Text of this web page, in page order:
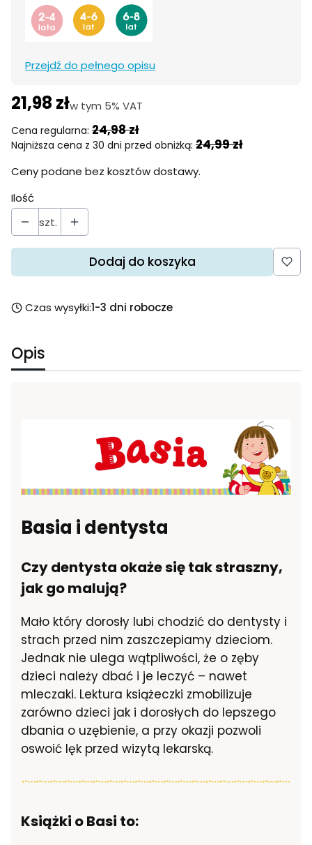
Przejdź do pełnego opisu
21,98 złw tym 5% VAT
w tym 5% VAT
Cena regularna: 24,98 zł
Najniższa cena z 30 dni przed obniżką: 24,99 zł
Ceny podane bez kosztów dostawy.
Ilość
szt.
Dodaj do koszyka
Czas wysyłki:1-3 dni robocze
Opis
Basia i dentysta
Czy dentysta okaże się tak straszny,
jak go malują?
Mało który dorosły lubi chodzić do dentysty i
strach przed nim zaszczepiamy dzieciom.
Jednak nie ulega wątpliwości, że o zęby
dzieci należy dbać i je leczyć – nawet
mleczaki. Lektura książeczki zmobilizuje
zarówno dzieci jak i dorosłych do lepszego
dbania o uzębienie, a przy okazji pozwoli
oswoić lęk przed wizytą lekarską.
Książki o Basi to: